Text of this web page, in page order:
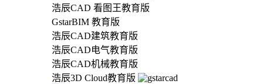
浩辰CAD 看图王教育版
GstarBIM 教育版
浩辰CAD建筑教育版
浩辰CAD电气教育版
浩辰CAD机械教育版
浩辰3D Cloud教育版